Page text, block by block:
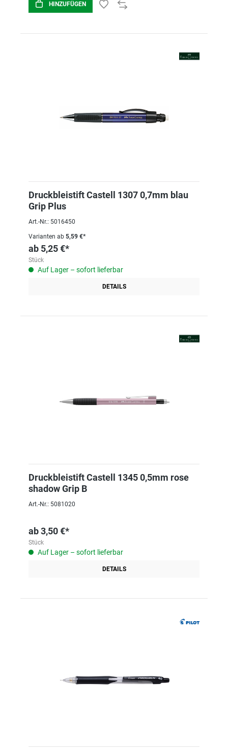
HINZUFÜGEN
Druckbleistift Castell 1307 0,7mm blau
Grip Plus
Art.-Nr.: 5016450
Varianten ab 5,59 €*
ab 5,25 €*
Stück
Auf Lager – sofort lieferbar
DETAILS
Druckbleistift Castell 1345 0,5mm rose
shadow Grip B
Art.-Nr.: 5081020
ab3,50 €*
Stück
Auf Lager – sofort lieferbar
DETAILS